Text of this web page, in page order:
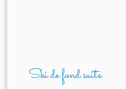
Ski de fond suite